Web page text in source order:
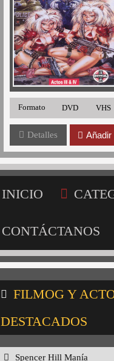
Formato DVD VHS
Detalles Añadir
INICIO
CONTÁCTANOS
FILMOG Y
DESTACADOS
Spencer Hill Manía